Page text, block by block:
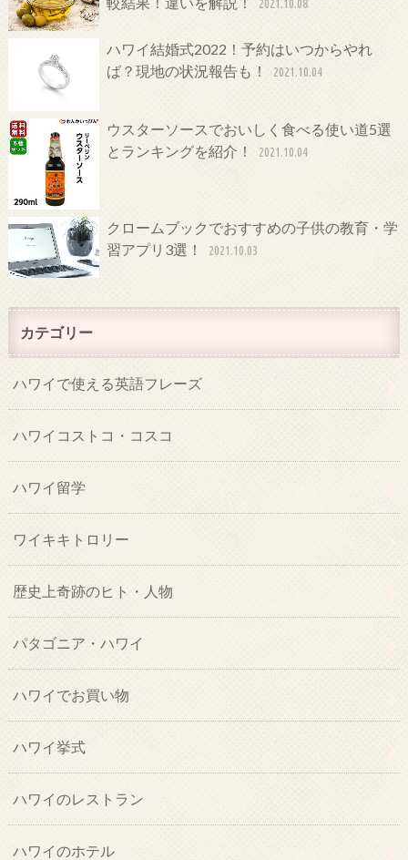
2021.10.08
ハワイ結婚式2022！予約はいつからやれ
ば？現地の状況報告も！
2021.10.04
ウスターソースでおいしく食べる使い道5選
とランキングを紹介！
2021.10.04
クロームブックでおすすめの子供の教育・学
習アプリ3選！
2021.10.03
カテゴリー
ハワイで使える英語フレーズ
ハワイコストコ・コスコ
ハワイ留学
ワイキキトロリー
歴史上奇跡のヒト・人物
パタゴニア・ハワイ
ハワイでお買い物
ハワイ挙式
ハワイのレストラン
ハワイのホテル